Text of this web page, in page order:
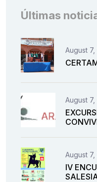
Últimas
August
August
August
IV